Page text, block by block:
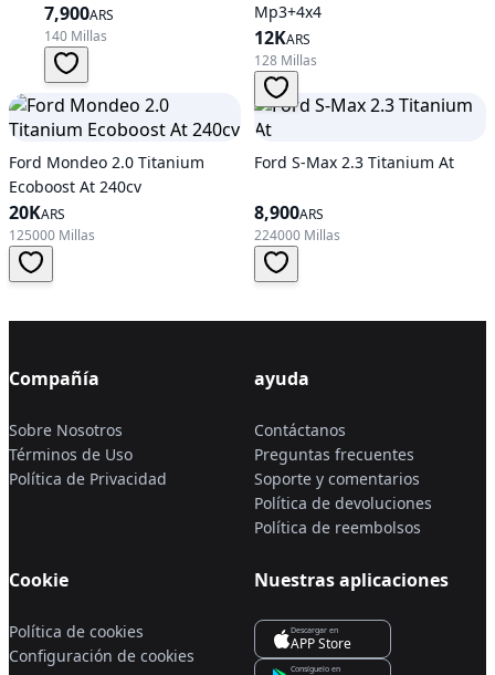
7,900ARS
140 Millas
Mp3+4x4
12KARS
128 Millas
Ford Mondeo 2.0 Titanium
Ecoboost At 240cv
20KARS
125000 Millas
Ford S-Max 2.3 Titanium At
8,900ARS
224000 Millas
Compañía
Sobre Nosotros
Términos de Uso
Política de Privacidad
ayuda
Contáctanos
Preguntas frecuentes
Soporte y comentarios
Política de devoluciones
Política de reembolsos
Cookie
Política de cookies
Configuración de cookies
Nuestras aplicaciones
Descargar en
APP Store
Consíguelo en